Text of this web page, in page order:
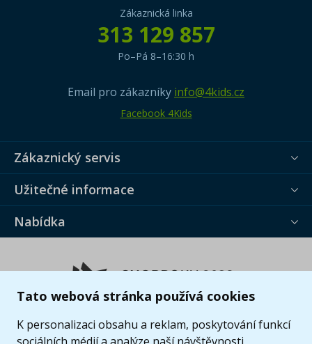
Tato webová stránka používá cookies
K personalizaci obsahu a reklam, poskytování funkcí
Zákaznická linka
313 129 857
Po–Pá 8–16:30 h
Email pro zákazníky info@4kids.cz
Facebook 4Kids
Zákaznický servis
Užitečné informace
Nabídka